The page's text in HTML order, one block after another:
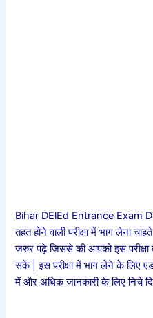
Bihar DElEd Entrance Exam
तहत होने वाली परीक्षा में भाग लेना
जरुर पढ़े जिससे की आपको इस परीक्षा
सके | इस परीक्षा में भाग लेने के लिए
में और अधिक जानकारी के लिए निचे